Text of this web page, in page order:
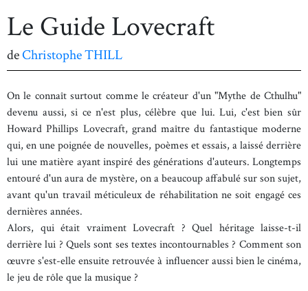
Le Guide Lovecraft
deChristophe THILL
On le connaît surtout comme le créateur d'un "Mythe de Cthulhu"
devenu aussi, si ce n'est plus, célèbre que lui. Lui, c'est bien sûr
Howard Phillips Lovecraft, grand maître du fantastique moderne
qui, en une poignée de nouvelles, poèmes et essais, a laissé derrière
lui une matière ayant inspiré des générations d'auteurs. Longtemps
entouré d'un aura de mystère, on a beaucoup affabulé sur son sujet,
avant qu'un travail méticuleux de réhabilitation ne soit engagé ces
dernières années.
Alors, qui était vraiment Lovecraft ? Quel héritage laisse-t-il
derrière lui ? Quels sont ses textes incontournables ? Comment son
œuvre s'est-elle ensuite retrouvée à influencer aussi bien le cinéma,
le jeu de rôle que la musique ?